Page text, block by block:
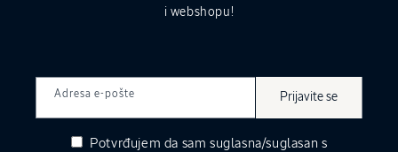
i webshopu!
Adresa e-pošte Prijavite se
Potvrđujem da sam suglasna/suglasan s